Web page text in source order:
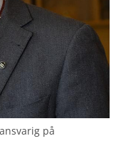
på